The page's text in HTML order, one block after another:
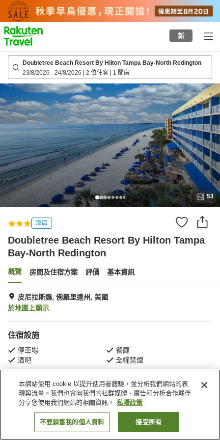
to
top
page
新
Doubletree Beach Resort By Hilton Tampa Bay-North Redington
23/8/2026 - 24/8/2026 | 2 位住客 | 1 間房
53
酒店
Doubletree Beach Resort By Hilton Tampa
Bay-North Redington
概覽 房間及住宿方案 評價 基本資訊
皮尼拉斯縣, 佛羅里達州, 美國
於地圖上顯示
住宿設施
停車場
餐廳
酒吧
全幢禁煙
主頁 美國 佛羅里達州
皮尼拉斯縣
Doubletree Beach Resort By Hilton Tampa Bay-North Redington
找客房
本網站使用 cookie 以提升使用者體驗，並分析我們網站的表
現與流量。我們也會向我們的社群媒體、廣告和分析合作夥伴
分享您使用我們網站的相關資訊。
私隱政策
不要銷售我的個人資料 接受所有